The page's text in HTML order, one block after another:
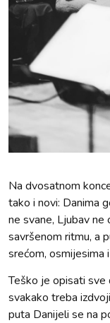
Na dvosatnom
tako i novi: Danima
ne svane, Ljubav
savršenom ritmu, a
srećom, osmijesima
Teško je opisati sve
svakako treba
puta Danijeli se na